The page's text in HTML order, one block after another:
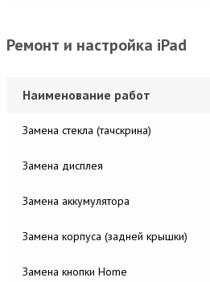
Ремонт и настройка iPad
Наименование работ
Замена стекла (тачскрина)
Замена дисплея
Замена аккумулятора
Замена корпуса (задней крышки)
Замена кнопки Home